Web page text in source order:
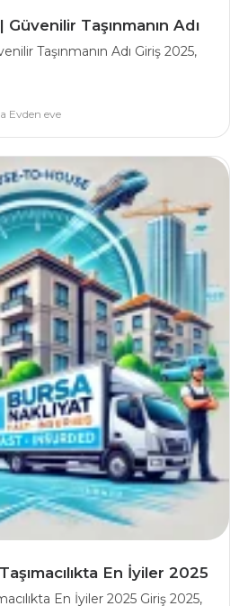
Taşınmanın Adı
Taşınmanın Adı Giriş 2025,
Evden eve
En İyiler 2025
En İyiler 2025 Giriş 2025,